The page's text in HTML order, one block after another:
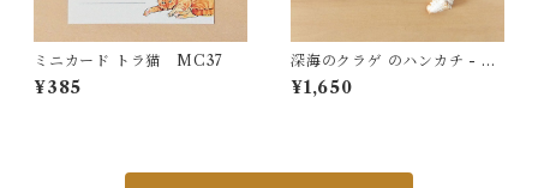
ミニカード トラ猫 MC37
¥385
深海のクラゲ のハンカチ - コ
ットン・すこし大きめ - スカ
ーフにも HC25
¥1,650